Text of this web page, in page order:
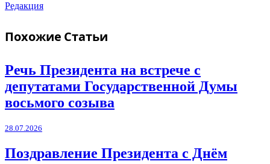
Редакция
Похожие Статьи
Речь Президента на встрече с
депутатами Государственной Думы
восьмого созыва
28.07.2026
Поздравление Президента с Днём